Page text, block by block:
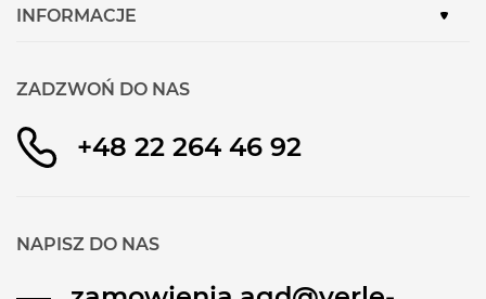
System MultiAirflow
INFORMACJE
ZADZWOŃ DO NAS
+48 22 264 46 92
NAPISZ DO NAS